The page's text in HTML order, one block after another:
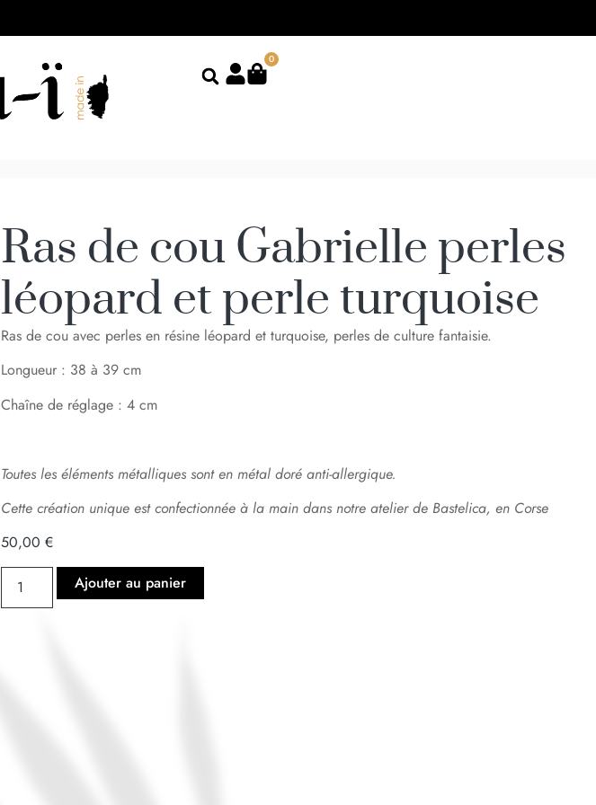
0
Ras de cou Gabrielle perles
léopard et perle turquoise
Ras de cou avec perles en résine léopard et turquoise, perles de culture fantaisie.
Longueur : 38 à 39 cm
Chaîne de réglage : 4 cm
Toutes les éléments métalliques sont en métal doré anti-allergique.
Cette création unique est confectionnée à la main dans notre atelier de Bastelica, en Corse
50,00 €
Ajouter au panier